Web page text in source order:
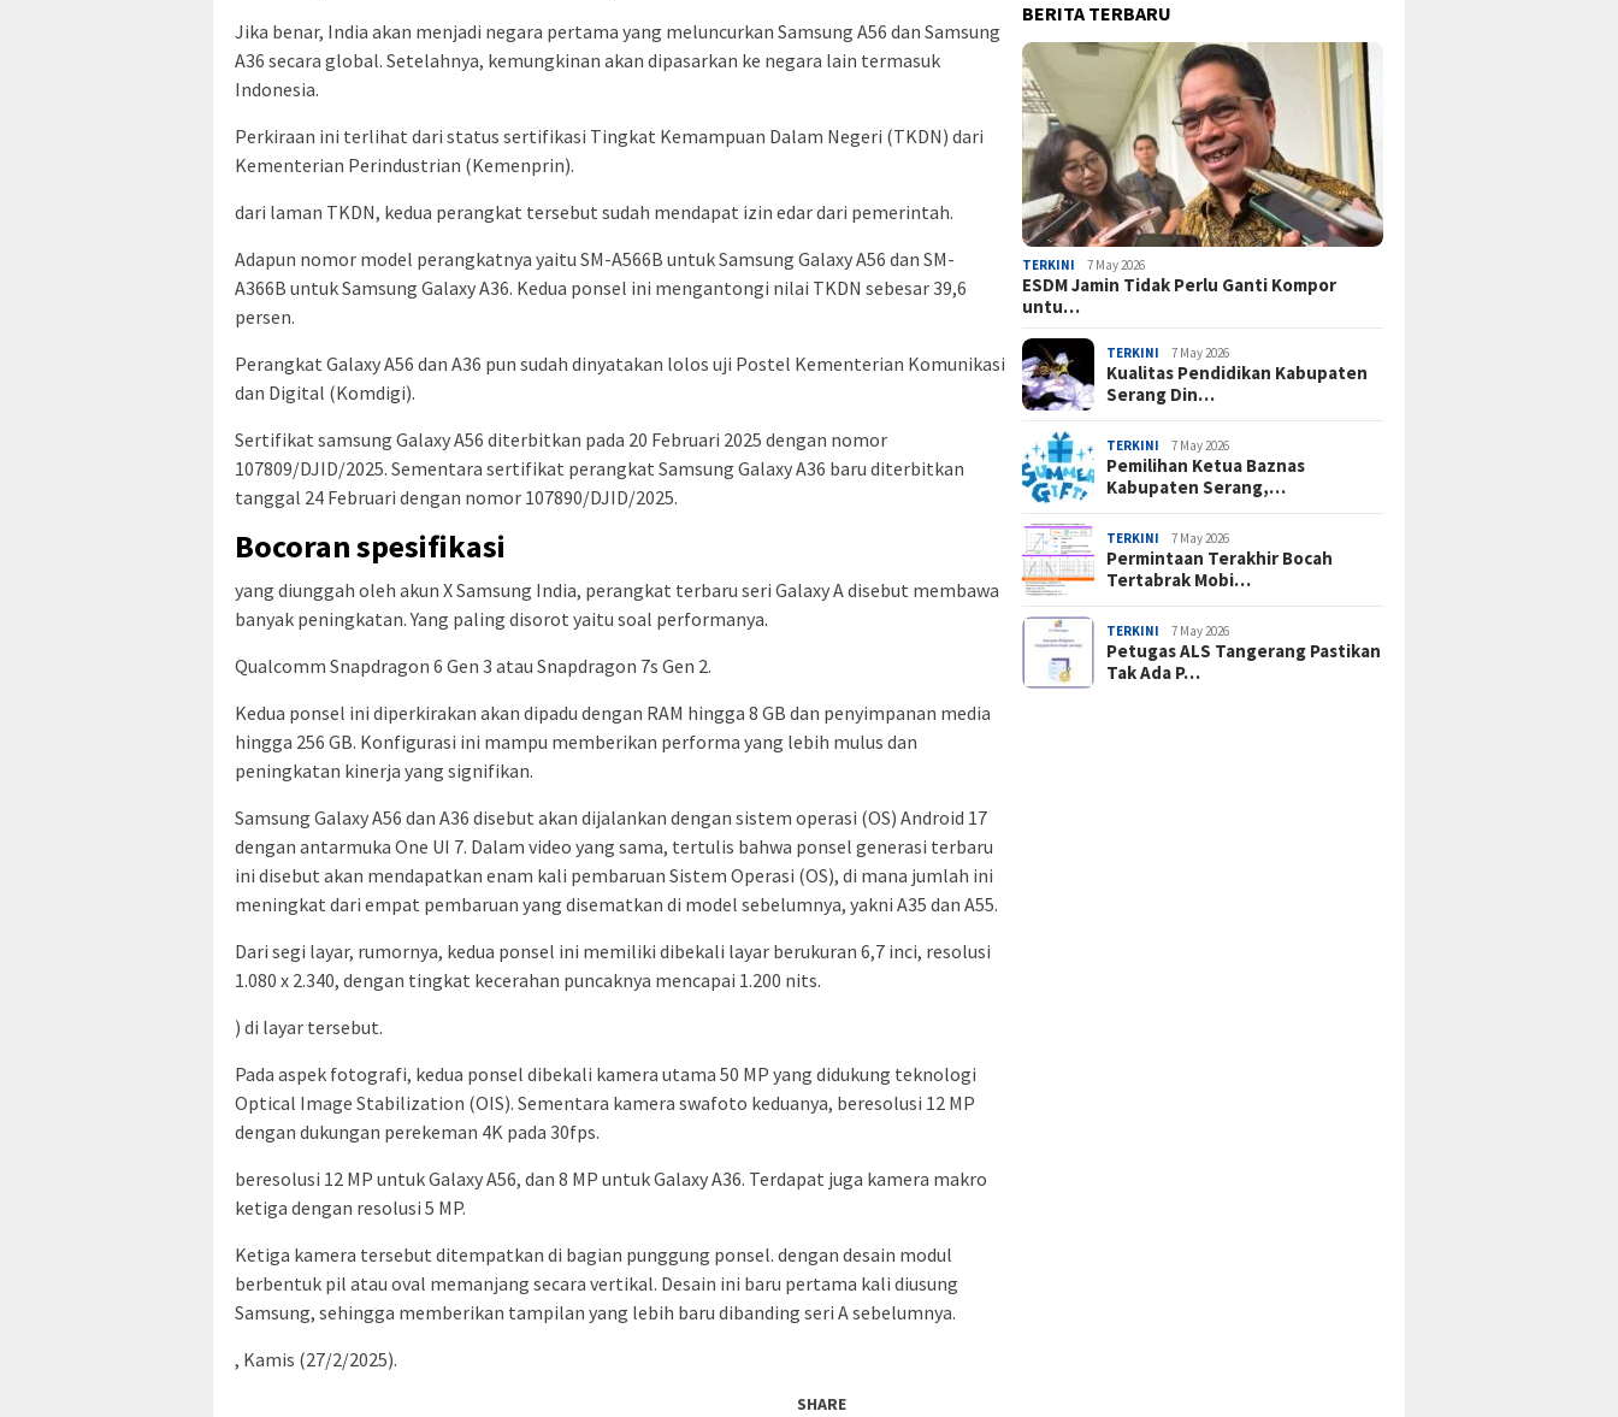
Jika benar, India akan menjadi negara pertama yang meluncurkan Samsung A56 dan Samsung
A36 secara global. Setelahnya, kemungkinan akan dipasarkan ke negara lain termasuk
Indonesia.
Perkiraan ini terlihat dari status sertifikasi Tingkat Kemampuan Dalam Negeri (TKDN) dari
Kementerian Perindustrian (Kemenprin).
dari laman TKDN, kedua perangkat tersebut sudah mendapat izin edar dari pemerintah.
Adapun nomor model perangkatnya yaitu SM-A566B untuk Samsung Galaxy A56 dan SM-
A366B untuk Samsung Galaxy A36. Kedua ponsel ini mengantongi nilai TKDN sebesar 39,6
persen.
Perangkat Galaxy A56 dan A36 pun sudah dinyatakan lolos uji Postel Kementerian Komunikasi
dan Digital (Komdigi).
Sertifikat samsung Galaxy A56 diterbitkan pada 20 Februari 2025 dengan nomor
107809/DJID/2025. Sementara sertifikat perangkat Samsung Galaxy A36 baru diterbitkan
tanggal 24 Februari dengan nomor 107890/DJID/2025.
Bocoran spesifikasi
yang diunggah oleh akun X Samsung India, perangkat terbaru seri Galaxy A disebut membawa
banyak peningkatan. Yang paling disorot yaitu soal performanya.
Qualcomm Snapdragon 6 Gen 3 atau Snapdragon 7s Gen 2.
Kedua ponsel ini diperkirakan akan dipadu dengan RAM hingga 8 GB dan penyimpanan media
hingga 256 GB. Konfigurasi ini mampu memberikan performa yang lebih mulus dan
peningkatan kinerja yang signifikan.
Samsung Galaxy A56 dan A36 disebut akan dijalankan dengan sistem operasi (OS) Android 17
dengan antarmuka One UI 7. Dalam video yang sama, tertulis bahwa ponsel generasi terbaru
ini disebut akan mendapatkan enam kali pembaruan Sistem Operasi (OS), di mana jumlah ini
meningkat dari empat pembaruan yang disematkan di model sebelumnya, yakni A35 dan A55.
Dari segi layar, rumornya, kedua ponsel ini memiliki dibekali layar berukuran 6,7 inci, resolusi
1.080 x 2.340, dengan tingkat kecerahan puncaknya mencapai 1.200 nits.
) di layar tersebut.
Pada aspek fotografi, kedua ponsel dibekali kamera utama 50 MP yang didukung teknologi
Optical Image Stabilization (OIS). Sementara kamera swafoto keduanya, beresolusi 12 MP
dengan dukungan perekeman 4K pada 30fps.
beresolusi 12 MP untuk Galaxy A56, dan 8 MP untuk Galaxy A36. Terdapat juga kamera makro
ketiga dengan resolusi 5 MP.
Ketiga kamera tersebut ditempatkan di bagian punggung ponsel. dengan desain modul
berbentuk pil atau oval memanjang secara vertikal. Desain ini baru pertama kali diusung
Samsung, sehingga memberikan tampilan yang lebih baru dibanding seri A sebelumnya.
, Kamis (27/2/2025).
SHARE
BERITA TERBARU
TERKINI 7 May 2026
ESDM Jamin Tidak Perlu Ganti Kompor
untu…
TERKINI 7 May 2026
Kualitas Pendidikan Kabupaten
Serang Din…
TERKINI 7 May 2026
Pemilihan Ketua Baznas
Kabupaten Serang,…
TERKINI 7 May 2026
Permintaan Terakhir Bocah
Tertabrak Mobi…
TERKINI 7 May 2026
Petugas ALS Tangerang Pastikan
Tak Ada P…